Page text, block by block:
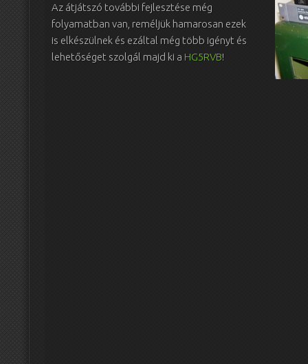
Az átjátszó további fejlesztése még
folyamatban van, reméljük hamarosan ezek
is elkészülnek és ezáltal még több igényt és
lehetőséget szolgál majd ki a HG5RVB!